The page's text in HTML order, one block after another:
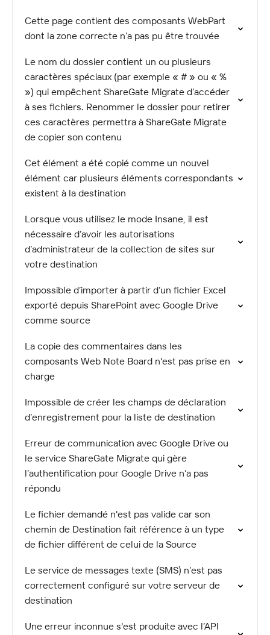
Cette page contient des composants WebPart
dont la zone correcte n’a pas pu être trouvée
Le nom du dossier contient un ou plusieurs
caractères spéciaux (par exemple « # » ou « %
») qui empêchent ShareGate Migrate d’accéder
à ses fichiers. Renommer le dossier pour retirer
ces caractères permettra à ShareGate Migrate
de copier son contenu
Cet élément a été copié comme un nouvel
élément car plusieurs éléments correspondants
existent à la destination
Lorsque vous utilisez le mode Insane, il est
nécessaire d’avoir les autorisations
d’administrateur de la collection de sites sur
votre destination
Impossible d’importer à partir d’un fichier Excel
exporté depuis SharePoint avec Google Drive
comme source
La copie des commentaires dans les
composants Web Note Board n'est pas prise en
charge
Impossible de créer les champs de déclaration
d’enregistrement pour la liste de destination
Erreur de communication avec Google Drive ou
le service ShareGate Migrate qui gère
l’authentification pour Google Drive n’a pas
répondu
Le fichier demandé n'est pas valide car son
chemin de Destination fait référence à un type
de fichier différent de celui de la Source
Le service de messages texte (SMS) n’est pas
correctement configuré sur votre serveur de
destination
Une erreur inconnue s'est produite avec l’API